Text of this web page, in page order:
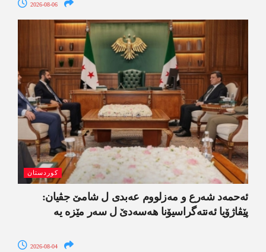
2026-08-06
کوردستان
ئەحمەد شەرع و مەزلووم عەبدی ل شامێ جڤیان:
پێڤاژۆیا ئەنتەگراسیۆنا ھەسەدێ ل سەر مێزە یە
2026-08-04